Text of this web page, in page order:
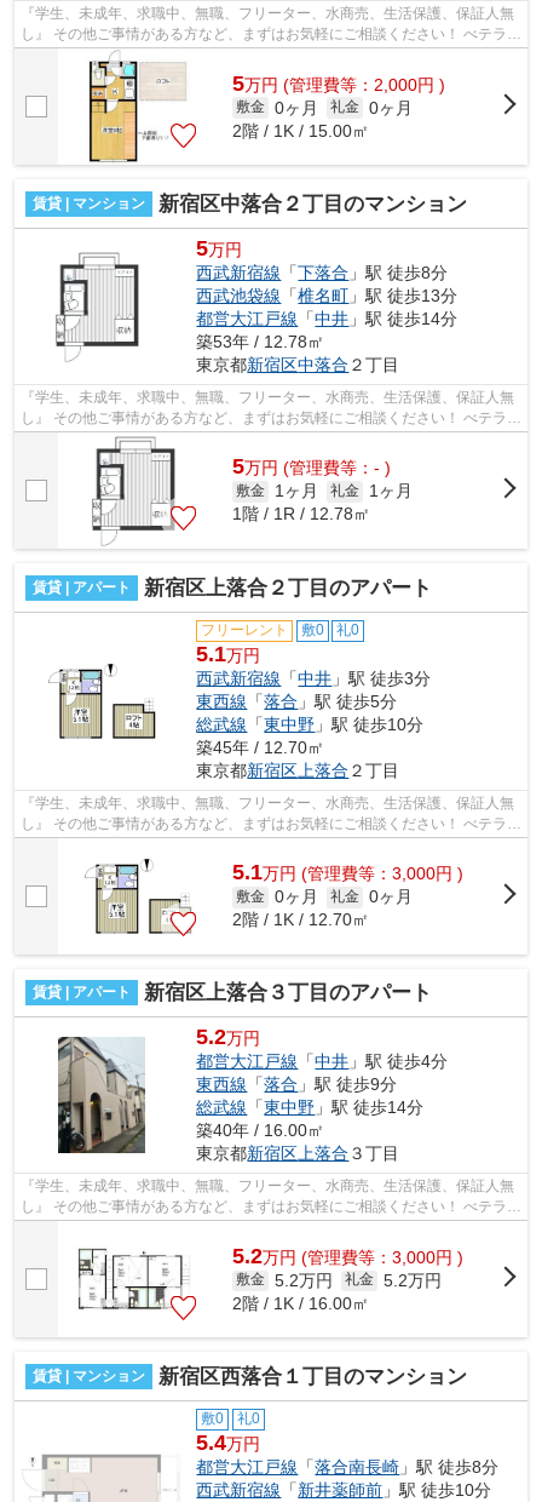
『学生、未成年、求職中、無職、フリーター、水商売、生活保護、保証人無
し』 その他ご事情がある方など、まずはお気軽にご相談ください！ べテラン
スタッフが対応致しますのでご希望...
5万円 (管理費等：2,000円 )
敷金 0ヶ月 礼金 0ヶ月
2階 / 1K / 15.00㎡
賃貸 | マンション 新宿区中落合２丁目のマンション
5万円
西武新宿線 「下落合 」駅 徒歩8分
西武池袋線 「椎名町 」駅 徒歩13分
都営大江戸線 「中井 」駅 徒歩14分
築53年 / 12.78㎡
東京都新宿区中落合 ２丁目
『学生、未成年、求職中、無職、フリーター、水商売、生活保護、保証人無
し』 その他ご事情がある方など、まずはお気軽にご相談ください！ べテラン
スタッフが対応致しますのでご希望...
5万円 (管理費等：- )
敷金 1ヶ月 礼金
1ヶ月
1階 / 1R / 12.78㎡
賃貸 | アパート 新宿区上落合２丁目のアパート
フリーレント 敷0 礼0
5.1万円
西武新宿線 「中井 」駅 徒歩3分
東西線 「落合 」駅 徒歩5分
総武線 「東中野 」駅 徒歩10分
築45年 / 12.70㎡
東京都新宿区 上落合 ２丁目
『学生、未成年、求職中、無職、フリーター、水商売、生活保護、保証人無
し』 その他ご事情がある方など、まずはお気軽にご相談ください！ べテラン
スタッフが対応致しますのでご希望...
5.1万円 (管理費等：3,000円 )
敷金 0ヶ月 礼金 0ヶ月
2階 / 1K / 12.70㎡
賃貸 | アパート 新宿区上落合３丁目のアパート
5.2万円
都営大江戸線 「中井 」駅 徒歩4分
東西線 「落合 」駅 徒歩9分
総武線 「東中野 」駅 徒歩14分
築40年 / 16.00㎡
東京都新宿区上落合 ３丁目
『学生、未成年、求職中、無職、フリーター、水商売、生活保護、保証人無
し』 その他ご事情がある方など、まずはお気軽にご相談ください！ べテラン
5.2万円 (管理費等：3,000円 )
敷金 5.2万円 礼金 5.2万円
2階 / 1K / 16.00㎡
賃貸 | マンション 新宿区西落合１丁目のマンション
敷0 礼0
5.4万円
都営大江戸線 「落合南長崎 」駅 徒歩8分
西武新宿線 「新井薬師前 」駅 徒歩10分